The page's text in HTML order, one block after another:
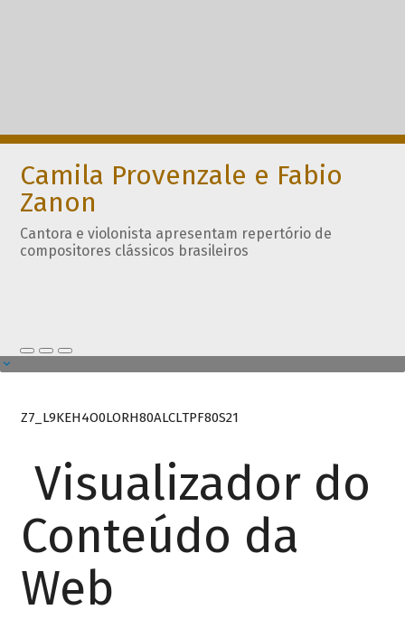
Camila Provenzale e Fabio
Zanon
Cantora e violonista apresentam repertório de
compositores clássicos brasileiros
Z7_L9KEH4O0LORH80ALCLTPF80S21
Visualizador do
Conteúdo da
Web